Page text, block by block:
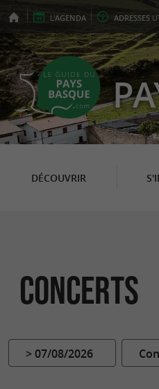
L'AGENDA ADRESSES
DÉCOUVRIR
Concerts
> 07/08/2026